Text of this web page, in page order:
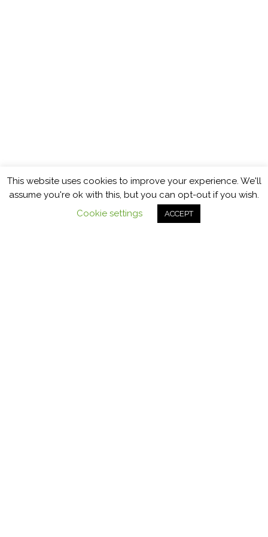
This website uses cookies to improve your experience. We'll
assume you're ok with this, but you can opt-out if you wish.
Cookie settings
ACCEPT